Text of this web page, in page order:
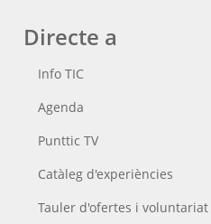
Directe a
Info TIC
Agenda
Punttic TV
Catàleg d'experiències
Tauler d'ofertes i voluntariat